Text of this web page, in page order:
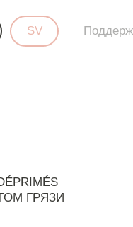
ГРЯЗИ
SV